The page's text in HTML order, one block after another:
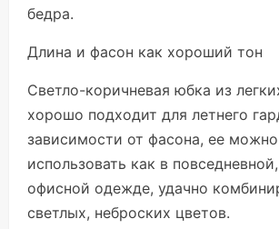
бедра.
Длина и фасон как хороший тон
Светло-коричневая юбка из
хорошо подходит для летнего
зависимости от фасона, ее можно
использовать как в
офисной одежде, удачно
светлых, неброских цветов.